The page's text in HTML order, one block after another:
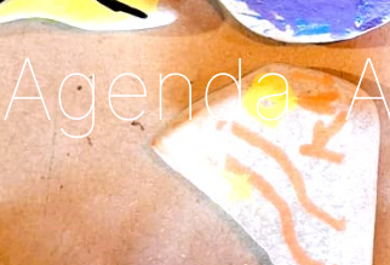
Agenda,